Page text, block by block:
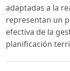
adaptadas a la
representan un
efectiva de la
planificación